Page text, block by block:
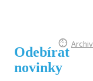
Archiv
Odebírat
novinky